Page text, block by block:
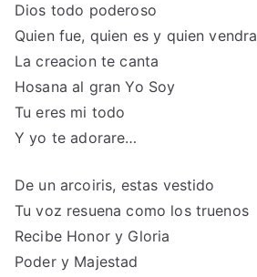
Dios todo poderoso
Quien fue, quien es y quien vendra
La creacion te canta
Hosana al gran Yo Soy
Tu eres mi todo
Y yo te adorare…
De un arcoiris, estas vestido
Tu voz resuena como los truenos
Recibe Honor y Gloria
Poder y Majestad